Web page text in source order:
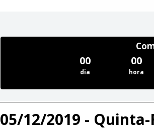
00
dia
00
hora
05/12/2019 - Quinta-